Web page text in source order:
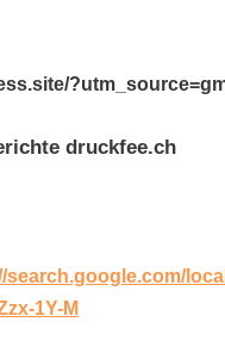
druckfee.ch
search.google.com/
1Y-M